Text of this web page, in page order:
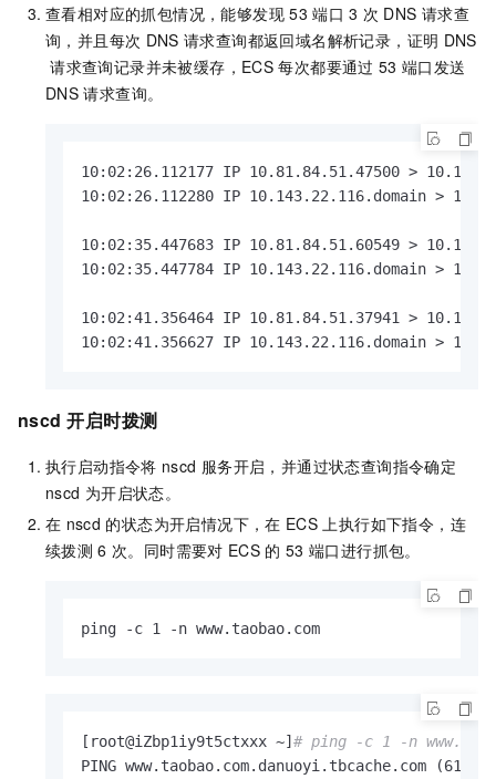
查看相对应的抓包情况，能够发现 53 端口 3 次 DNS 请求查
询，并且每次 DNS 请求查询都返回域名解析记录，证明 DNS
请求查询记录并未被缓存，ECS 每次都要通过 53 端口发送
DNS 请求查询。
10:02:26.112177 IP 10.81.84.51.47500 >
10:02:26.112280 IP 10.143.22.116.domain >
10:02:35.447683 IP 10.81.84.51.60549 >
10:02:35.447784 IP 10.143.22.116.domain >
10:02:41.356464 IP 10.81.84.51.37941 >
10:02:41.356627 IP 10.143.22.116.domain >
nscd 开启时拨测
执行启动指令将 nscd 服务开启，并通过状态查询指令确定
nscd 为开启状态。
在 nscd 的状态为开启情况下，在 ECS 上执行如下指令，连
续拨测 6 次。同时需要对 ECS 的 53 端口进行抓包。
ping -c 1 -n www.taobao.com
[root@iZbp1iy9t5ctxxx ~] # ping -c 1 -n
PING www.taobao.com.danuoyi.tbcache.com